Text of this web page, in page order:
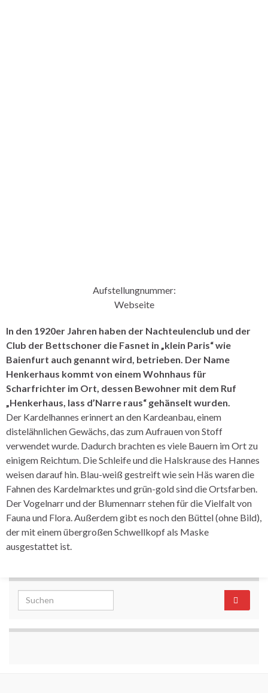
Aufstellungnummer:
Webseite
In den 1920er Jahren haben der Nachteulenclub und der
Club der Bettschoner die Fasnet in „klein Paris“ wie
Baienfurt auch genannt wird, betrieben. Der Name
Henkerhaus kommt von einem Wohnhaus für
Scharfrichter im Ort, dessen Bewohner mit dem Ruf
„Henkerhaus, lass d’Narre raus“ gehänselt wurden.
Der Kardelhannes erinnert an den Kardeanbau, einem
distelähnlichen Gewächs, das zum Aufrauen von Stoff
verwendet wurde. Dadurch brachten es viele Bauern im Ort zu
einigem Reichtum. Die Schleife und die Halskrause des Hannes
weisen darauf hin. Blau-weiß gestreift wie sein Häs waren die
Fahnen des Kardelmarktes und grün-gold sind die Ortsfarben.
Der Vogelnarr und der Blumennarr stehen für die Vielfalt von
Fauna und Flora. Außerdem gibt es noch den Büttel (ohne Bild),
der mit einem übergroßen Schwellkopf als Maske
ausgestattet ist.